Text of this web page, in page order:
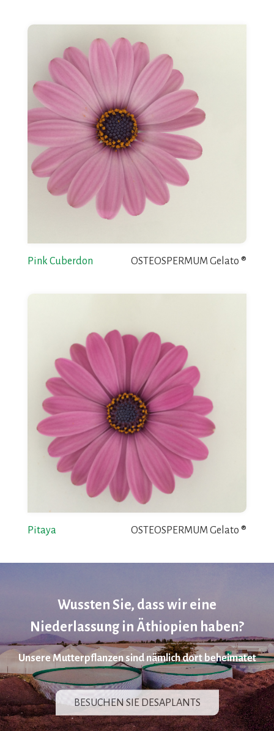
Pink Cuberdon OSTEOSPERMUM Gelato ®
Pitaya OSTEOSPERMUM Gelato ®
Wussten Sie, dass wir eine
Niederlassung in Äthiopien haben?
Unsere Mutterpflanzen sind nämlich dort beheimatet
BESUCHEN SIE DESAPLANTS